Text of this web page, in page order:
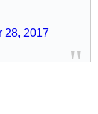
28, 2017